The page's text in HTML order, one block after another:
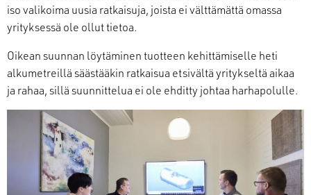
iso valikoima uusia ratkaisuja, joista ei välttämättä omassa
yrityksessä ole ollut tietoa.
Oikean suunnan löytäminen tuotteen kehittämiselle heti
alkumetreillä säästääkin ratkaisua etsivältä yritykseltä aikaa
ja rahaa, sillä suunnittelua ei ole ehditty johtaa harhapolulle.